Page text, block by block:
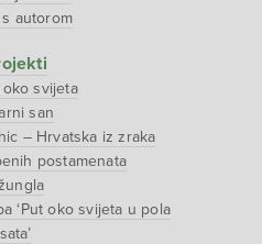
autorom
oko svijeta
san
– Hrvatska iz zraka
postamenata
‘Put oko svijeta u pola
sata’